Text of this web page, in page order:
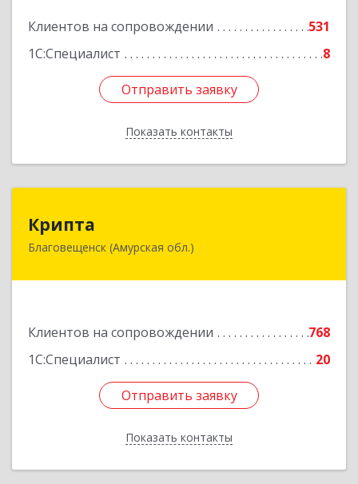
Клиентов на сопровождении
531
1С:Специалист
8
Отправить заявку
Показать контакты
Подробнее
Отправить заявку
Назад
Крипта
Благовещенск (Амурская обл.)
Клиентов на сопровождении
768
1С:Специалист
20
Отправить заявку
Показать контакты
675000, Амурская обл, Благовещенск г,
Отправить заявку
Назад